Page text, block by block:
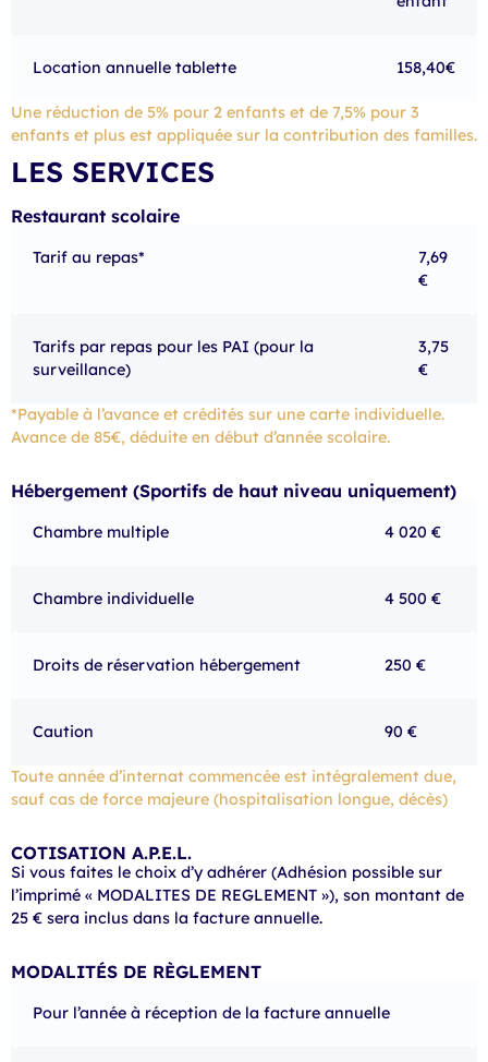
Location annuelle tablette 158,40€
Une réduction de 5% pour 2 enfants et de 7,5% pour 3
enfants et plus est appliquée sur la contribution des familles.
LES SERVICES
Restaurant scolaire
Tarif au repas*
7,69
€
Tarifs par repas pour les PAI (pour la
surveillance)
3,75
€
*Payable à l’avance et crédités sur une carte individuelle.
Avance de 85€, déduite en début d’année scolaire.
Hébergement (Sportifs de haut niveau uniquement)
Chambre multiple 4 020 €
Chambre individuelle 4 500 €
Droits de réservation hébergement 250 €
Caution 90 €
Toute année d’internat commencée est intégralement due,
sauf cas de force majeure (hospitalisation longue, décès)
COTISATION A.P.E.L.
Si vous faites le choix d’y adhérer (Adhésion possible sur
l’imprimé « MODALITES DE REGLEMENT »), son montant de
25 € sera inclus dans la facture annuelle.
MODALITÉS DE RÈGLEMENT
Pour l’année à réception de la facture annuelle